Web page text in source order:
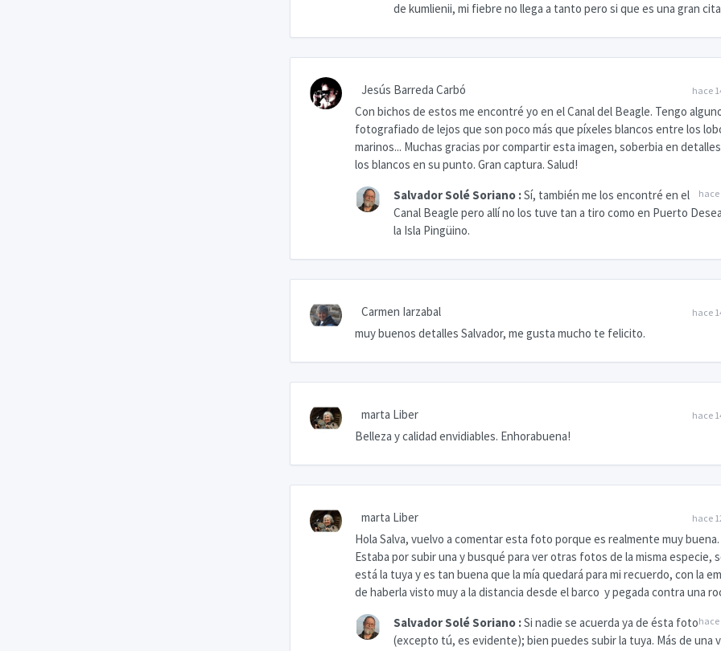
de kumlienii, mi fiebre no llega a tanto pero si que es una gran
hace
Jesús Barreda Carbó
Con bichos de estos me encontré yo en el Canal del Beagle. Tengo
fotografiado de lejos que son poco más que píxeles blancos entre los
marinos... Muchas gracias por compartir esta imagen, soberbia en
los blancos en su punto. Gran captura. Salud!
Salvador Solé Soriano : hace
Sí, también me los encontré en el
Canal Beagle pero allí no los tuve tan a tiro como en Puerto
la Isla Pingüino.
hace
Carmen Iarzabal
muy buenos detalles Salvador, me gusta mucho te felicito.
hace
marta Liber
Belleza y calidad envidiables. Enhorabuena!
hace
marta Liber
Hola Salva, vuelvo a comentar esta foto porque es realmente muy buena.
Estaba por subir una y busqué para ver otras fotos de la misma especie,
está la tuya y es tan buena que la mía quedará para mi recuerdo, con la
de haberla visto muy a la distancia desde el barco y pegada contra una
Salvador Solé Soriano : hace
Si nadie se acuerda ya de ésta foto
(excepto tú, es evidente); bien puedes subir la tuya. Más de una